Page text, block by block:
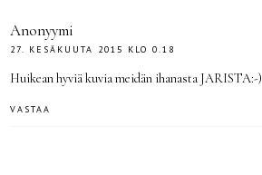
Anonyymi
27. KESÄKUUTA 2015 KLO 0.18
Huikean hyviä kuvia meidän ihanasta JARISTA:-)
VASTAA